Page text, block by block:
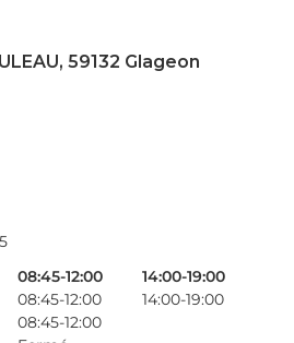
59132 Glageon
08:45-12:00
14:00-19:00
08:45-12:00
14:00-19:00
08:45-12:00